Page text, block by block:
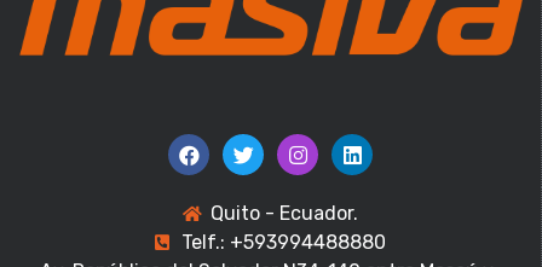
Quito - Ecuador.
Telf.: +593994488880